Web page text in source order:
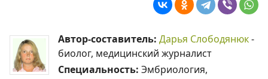
Автор-составитель: Дарья Слободянюк-
биолог, медицинский журналист
Специальность: Эмбриология,